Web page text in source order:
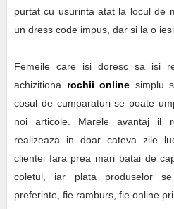
purtat cu usurinta atat la locul de
un dress code impus, dar si la o
Femeile care isi doresc sa isi
achizitiona rochii online simplu
cosul de cumparaturi se poate
noi articole. Marele avantaj il
realizeaza in doar cateva zile
clientei fara prea mari batai de
coletul, iar plata produselor
preferinte, fie ramburs, fie online